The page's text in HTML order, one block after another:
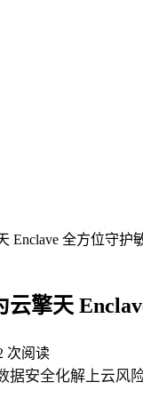
Enclave 全方位守护
擎天
次阅读
据安全化解上云风